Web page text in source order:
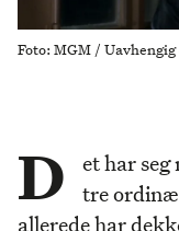
Foto: MGM /
D
et har
tre
allerede har